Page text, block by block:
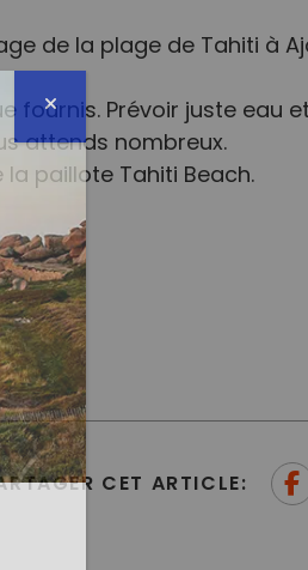
de la plage de Tahiti à
fournis. Prévoir juste eau
attends nombreux.
paillote Tahiti Beach.
CET ARTICLE: